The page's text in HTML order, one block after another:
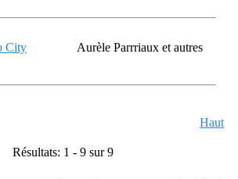
City Aurèle Parrriaux et autres
Haut
Résultats: 1 - 9 sur 9